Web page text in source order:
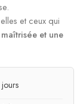
et ceux qui
et une